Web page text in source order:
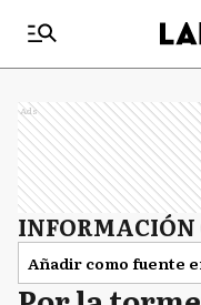
Ads
INFORMACIÓN
Añadir como fuente